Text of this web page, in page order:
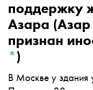
поддержку
Азара
признан
*)
В Москве у